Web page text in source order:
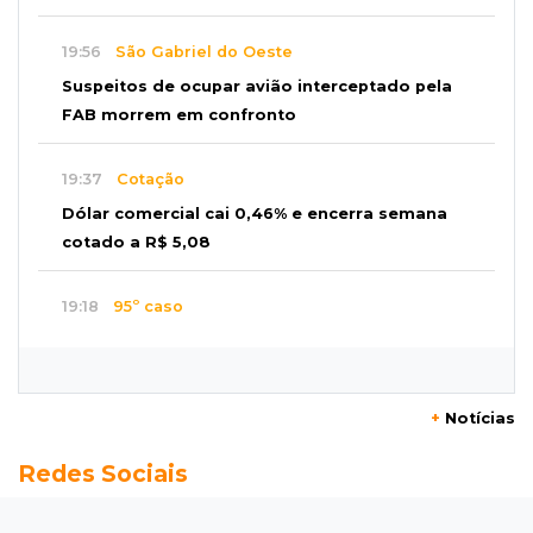
19:56 São Gabriel do Oeste
Suspeitos de ocupar avião interceptado pela
FAB morrem em confronto
19:37 Cotação
Dólar comercial cai 0,46% e encerra semana
cotado a R$ 5,08
19:18 95º caso
Em MS, uma criança é registrada sem o nome
+ Notícias
Redes Sociais